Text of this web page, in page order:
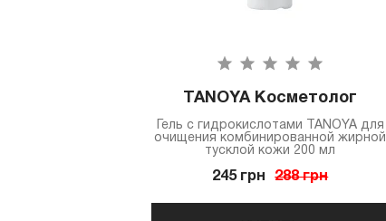
TANOYA Косметолог
Гель с гидрокислотами TANOYA для
очищения комбинированной жирной
тусклой кожи 200 мл
245 грн 288 грн